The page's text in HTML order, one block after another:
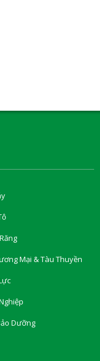
Mại & Tàu Thuyền
Dưỡng